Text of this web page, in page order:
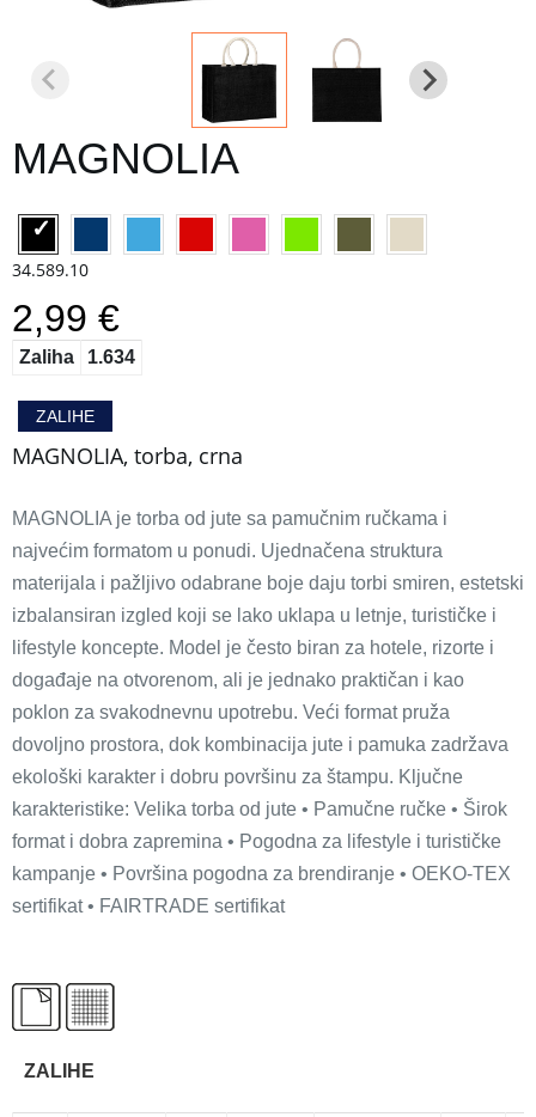
MAGNOLIA
34.589.10
2,99 €
Zaliha 1.634
ZALIHE
MAGNOLIA, torba, crna
MAGNOLIA je torba od jute sa pamučnim ručkama i
najvećim formatom u ponudi. Ujednačena struktura
materijala i pažljivo odabrane boje daju torbi smiren, estetski
izbalansiran izgled koji se lako uklapa u letnje, turističke i
lifestyle koncepte. Model je često biran za hotele, rizorte i
događaje na otvorenom, ali je jednako praktičan i kao
poklon za svakodnevnu upotrebu. Veći format pruža
dovoljno prostora, dok kombinacija jute i pamuka zadržava
ekološki karakter i dobru površinu za štampu. Ključne
karakteristike: Velika torba od jute • Pamučne ručke • Širok
format i dobra zapremina • Pogodna za lifestyle i turističke
kampanje • Površina pogodna za brendiranje • OEKO-TEX
sertifikat • FAIRTRADE sertifikat
ZALIHE